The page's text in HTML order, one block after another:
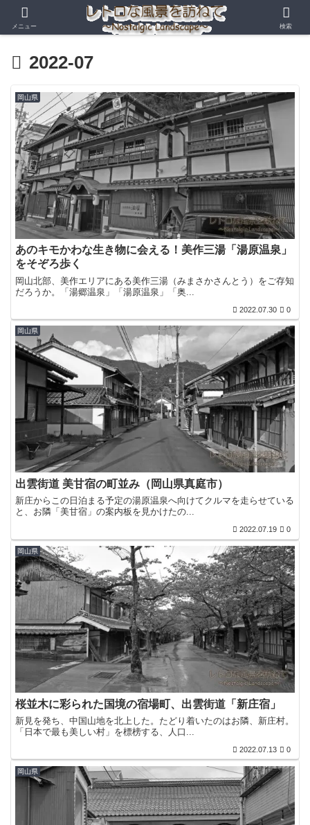
2022-07
岡山県
あのキモかわな生き物に会える！美作三湯「湯原温泉」
をそぞろ歩く
岡山北部、美作エリアにある美作三湯（みまさかさんとう）をご存知
だろうか。「湯郷温泉」「湯原温泉」「奥...
2022.07.30 0
岡山県
出雲街道 美甘宿の町並み（岡山県真庭市）
新庄からこの日泊まる予定の湯原温泉へ向けてクルマを走らせている
と、お隣「美甘宿」の案内板を見かけたの...
2022.07.19 0
岡山県
桜並木に彩られた国境の宿場町、出雲街道「新庄宿」
新見を発ち、中国山地を北上した。たどり着いたのはお隣、新庄村。
「日本で最も美しい村」を標榜する、人口...
2022.07.13 0
岡山県
メニュー 検索